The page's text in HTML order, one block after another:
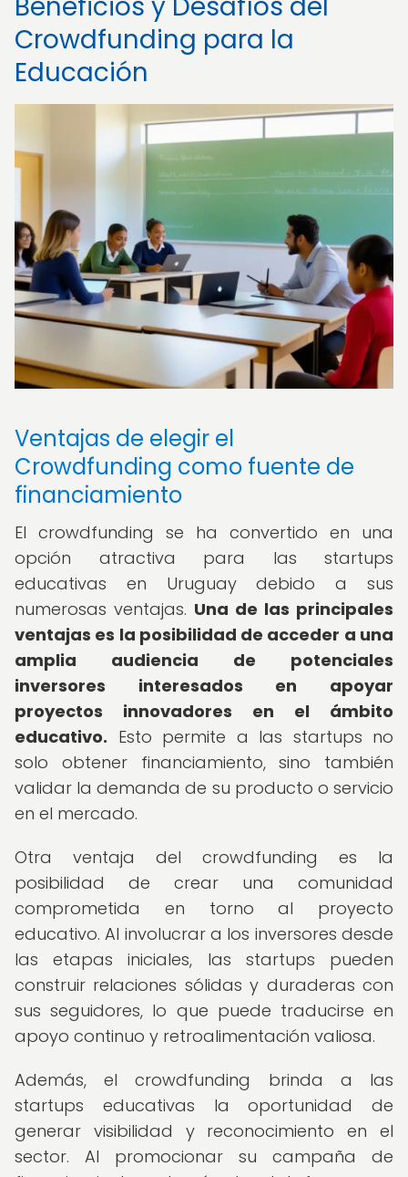
Crowdfunding para la
Educación
Ventajas de elegir el
Crowdfunding como fuente de
financiamiento
El crowdfunding se ha convertido en una
opción atractiva para las startups
educativas en Uruguay debido a sus
numerosas ventajas. Una de las principales
ventajas es la posibilidad de acceder a una
amplia audiencia de potenciales
inversores interesados en apoyar
proyectos innovadores en el ámbito
educativo. Esto permite a las startups no
solo obtener financiamiento, sino también
validar la demanda de su producto o servicio
en el mercado.
Otra ventaja del crowdfunding es la
posibilidad de crear una comunidad
comprometida en torno al proyecto
educativo. Al involucrar a los inversores desde
las etapas iniciales, las startups pueden
construir relaciones sólidas y duraderas con
sus seguidores, lo que puede traducirse en
apoyo continuo y retroalimentación valiosa.
Además, el crowdfunding brinda a las
startups educativas la oportunidad de
generar visibilidad y reconocimiento en el
sector. Al promocionar su campaña de